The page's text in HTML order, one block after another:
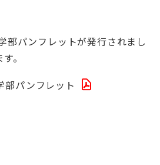
部パンフレットが発行されまし
。
部パンフレット